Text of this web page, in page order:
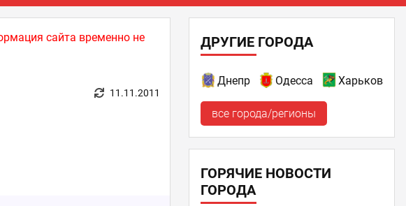
сайта временно не
11.11.2011
ДРУГИЕ ГОРОДА
Днепр Одесса Харьков
все города/регионы
ГОРЯЧИЕ НОВОСТИ
ГОРОДА